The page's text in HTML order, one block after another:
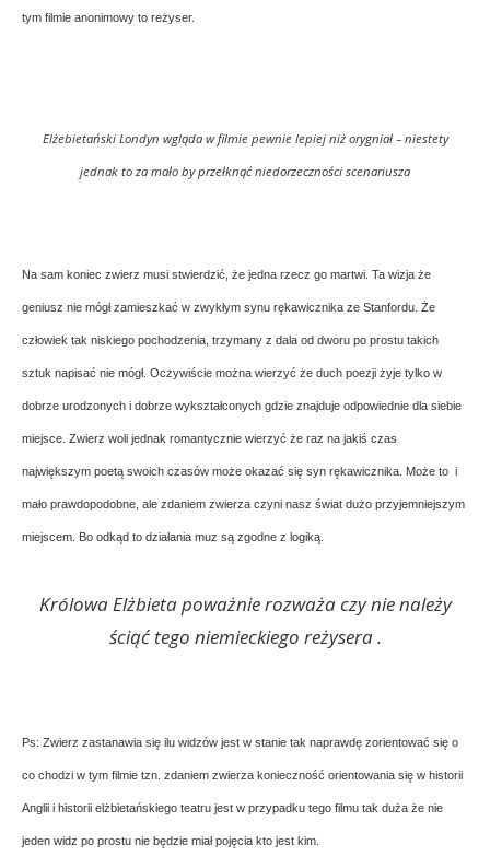
tym filmie anonimowy to reżyser.
Elżebietański Londyn wgląda w filmie pewnie lepiej niż orygniał – niestety
jednak to za mało by przełknąć niedorzeczności scenariusza
Na sam koniec zwierz musi stwierdzić, że jedna rzecz go martwi. Ta wizja że
geniusz nie mógł zamieszkać w zwykłym synu rękawicznika ze Stanfordu. Że
człowiek tak niskiego pochodzenia, trzymany z dala od dworu po prostu takich
sztuk napisać nie mógł. Oczywiście można wierzyć że duch poezji żyje tylko w
dobrze urodzonych i dobrze wykształconych gdzie znajduje odpowiednie dla siebie
miejsce. Zwierz woli jednak romantycznie wierzyć że raz na jakiś czas
największym poetą swoich czasów może okazać się syn rękawicznika. Może to i
mało prawdopodobne, ale zdaniem zwierza czyni nasz świat dużo przyjemniejszym
miejscem. Bo odkąd to działania muz są zgodne z logiką.
Królowa Elżbieta poważnie rozważa czy nie należy
ściąć tego niemieckiego reżysera .
Ps: Zwierz zastanawia się ilu widzów jest w stanie tak naprawdę zorientować się o
co chodzi w tym filmie tzn. zdaniem zwierza konieczność orientowania się w historii
Anglii i historii elżbietańskiego teatru jest w przypadku tego filmu tak duża że nie
jeden widz po prostu nie będzie miał pojęcia kto jest kim.